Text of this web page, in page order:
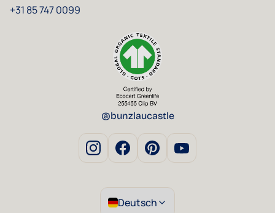
+31 85 747 0099
@bunzlaucastle
Deutsch